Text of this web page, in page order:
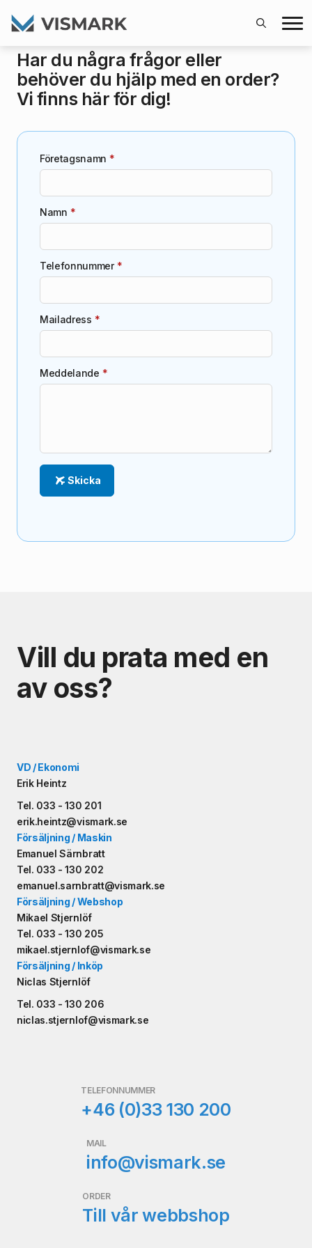
Search
Har du några frågor eller
behöver du hjälp med en order?
Vi finns här för dig!
Företagsnamn *
Namn *
Telefonnummer *
Mailadress *
Meddelande *
Skicka
Vill du prata med en
av oss?
VD / Ekonomi
Erik Heintz
Tel. 033 - 130 201
erik.heintz@vismark.se
Försäljning / Maskin
Emanuel Särnbratt
Tel. 033 - 130 202
emanuel.sarnbratt@vismark.se
Försäljning / Webshop
Mikael Stjernlöf
Tel. 033 - 130 205
mikael.stjernlof@vismark.se
Försäljning / Inköp
Niclas Stjernlöf
Tel. 033 - 130 206
niclas.stjernlof@vismark.se
TELEFONNUMMER
+46 (0)33 130 200
MAIL
info@vismark.se
ORDER
Till vår webbshop